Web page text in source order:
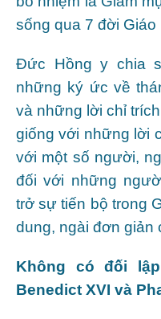
sống qua 7 đời Giáo
Đức Hồng y chia
những ký ức về
và những lời chỉ
giống với những lời
với một số người,
đối với những
trở sự tiến bộ trong
dung, ngài đơn giản
Không có đối
Benedict XVI và